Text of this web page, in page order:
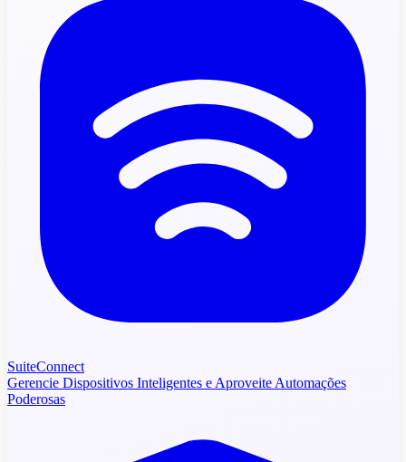
SuiteConnect
Gerencie Dispositivos Inteligentes e Aproveite Automações
Poderosas